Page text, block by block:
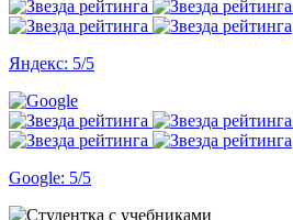
Яндекс: 5/5
Google: 5/5